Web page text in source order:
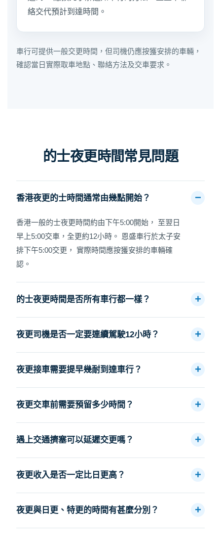
絡交代預計到達時間。
車行可提供一般交更時間，但司機仍應按獲安排的車輛，
確認當日實際取車地點、聯絡方法及交車要求。
的士夜更時間常見問題
香港夜更的士時間通常由幾點開始？
香港一般的士夜更時間約由下午5:00開始， 至翌日
早上5:00交車，全更約12小時。 恩盛車行於太子安
排下午5:00交更， 實際時間應按獲安排的車輛確
認。
的士夜更時間是否所有車行都一樣？
夜更司機是否一定要連續駕駛12小時？
夜更接車需要提早幾耐到達車行？
夜更交車前需要預留多少時間？
遇上交通擠塞可以延遲交更嗎？
夜更收入是否一定比日更高？
夜更與日更、特更的時間有甚麼分別？